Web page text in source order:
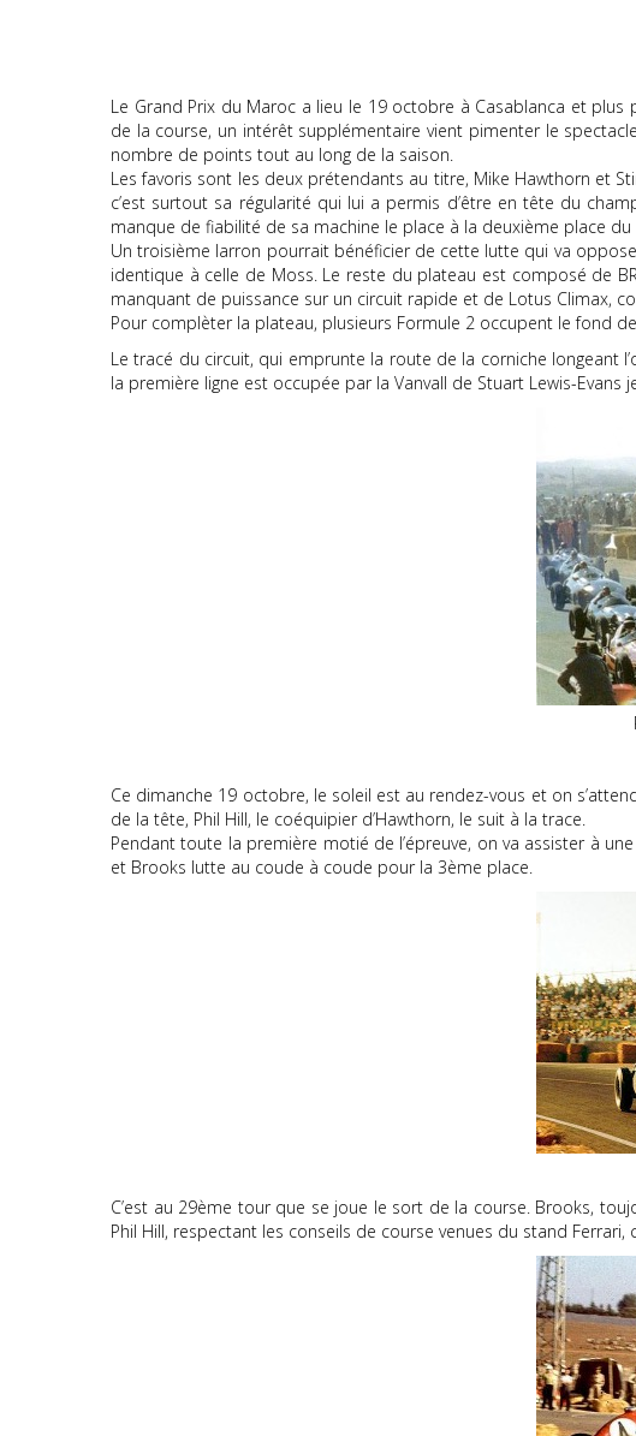
Le Grand Prix du Maroc a lieu le 19 octobre à Casablanca et
de la course, un intérêt supplémentaire vient pimenter le
nombre de points tout au long de la saison.
Les favoris sont les deux prétendants au titre, Mike Hawthorn et
c’est surtout sa régularité qui lui a permis d’être en tête du
manque de fiabilité de sa machine le place à la deuxième place
Un troisième larron pourrait bénéficier de cette lutte qui va
identique à celle de Moss. Le reste du plateau est composé de
manquant de puissance sur un circuit rapide et de Lotus Climax,
Pour complèter la plateau, plusieurs Formule 2 occupent le fond
Le tracé du circuit, qui emprunte la route de la corniche longeant
la première ligne est occupée par la Vanvall de Stuart Lewis-
Ce dimanche 19 octobre, le soleil est au rendez-vous et on
de la tête, Phil Hill, le coéquipier d’Hawthorn, le suit à la trace.
Pendant toute la première motié de l’épreuve, on va assister à
et Brooks lutte au coude à coude pour la 3ème place.
C’est au 29ème tour que se joue le sort de la course. Brooks,
Phil Hill, respectant les conseils de course venues du stand